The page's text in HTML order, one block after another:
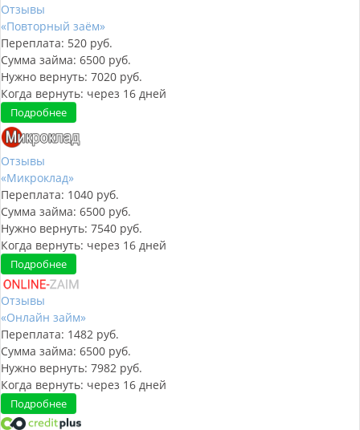
Отзывы
«Повторный заём»
Переплата: 520 руб.
Сумма займа: 6500 руб.
Нужно вернуть: 7020 руб.
Когда вернуть: через 16 дней
Подробнее
Отзывы
«Микроклад»
Переплата: 1040 руб.
Сумма займа: 6500 руб.
Нужно вернуть: 7540 руб.
Когда вернуть: через 16 дней
Подробнее
Отзывы
«Онлайн займ»
Переплата: 1482 руб.
Сумма займа: 6500 руб.
Нужно вернуть: 7982 руб.
Когда вернуть: через 16 дней
Подробнее